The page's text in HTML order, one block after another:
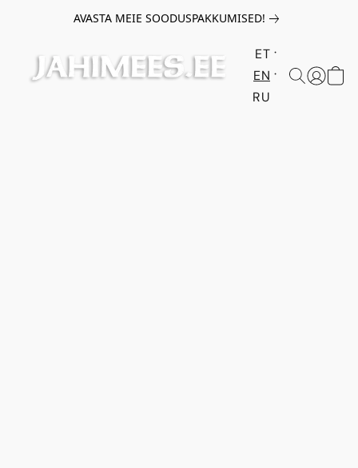
AVASTA MEIE SOODUSPAKKUMISED!
ET
EN
RU